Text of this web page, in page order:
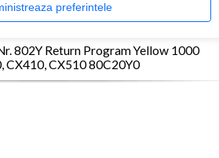
Administreaza preferintele
> Toner > Cartus Toner Lexmark Nr. 802Y
802Y Return Program Yellow 1000
CX410, CX510 80C20Y0